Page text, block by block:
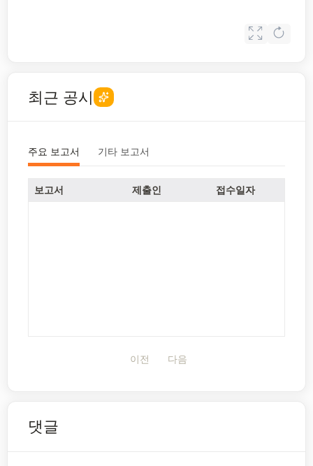
최근 공시
주요 보고서 기타 보고서
보고서 제출인 접수일자
이전 다음
댓글